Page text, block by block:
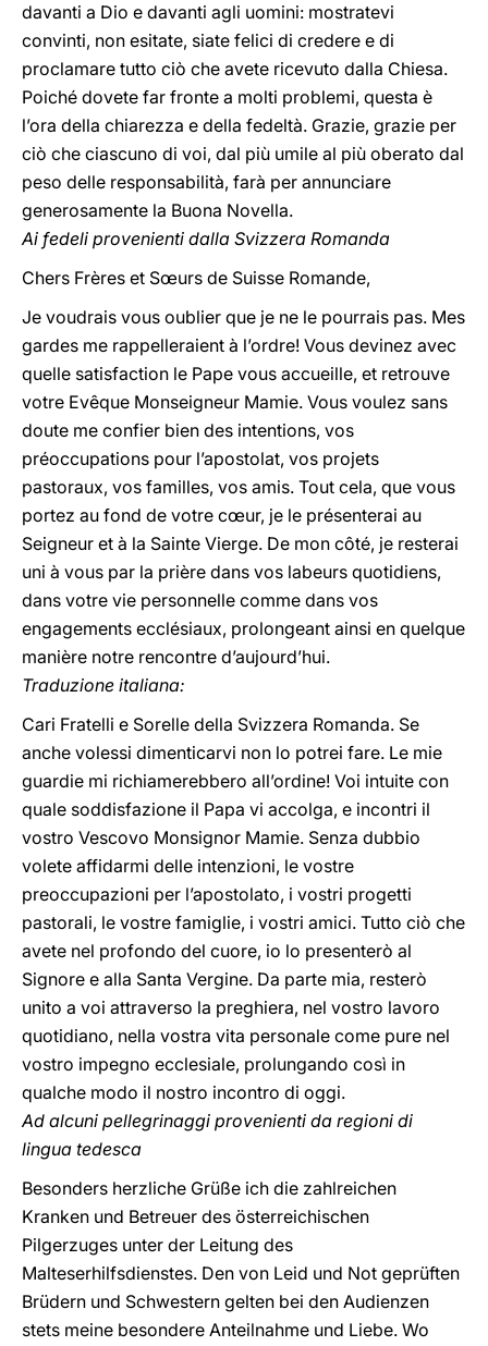
davanti a Dio e davanti agli uomini: mostratevi
convinti, non esitate, siate felici di credere e di
proclamare tutto ciò che avete ricevuto dalla Chiesa.
Poiché dovete far fronte a molti problemi, questa è
l’ora della chiarezza e della fedeltà. Grazie, grazie per
ciò che ciascuno di voi, dal più umile al più oberato dal
peso delle responsabilità, farà per annunciare
generosamente la Buona Novella.
Ai fedeli provenienti dalla Svizzera Romanda
Chers Frères et Sœurs de Suisse Romande,
Je voudrais vous oublier que je ne le pourrais pas. Mes
gardes me rappelleraient à l’ordre! Vous devinez avec
quelle satisfaction le Pape vous accueille, et retrouve
votre Evêque Monseigneur Mamie. Vous voulez sans
doute me confier bien des intentions, vos
préoccupations pour l’apostolat, vos projets
pastoraux, vos familles, vos amis. Tout cela, que vous
portez au fond de votre cœur, je le présenterai au
Seigneur et à la Sainte Vierge. De mon côté, je resterai
uni à vous par la prière dans vos labeurs quotidiens,
dans votre vie personnelle comme dans vos
engagements ecclésiaux, prolongeant ainsi en quelque
manière notre rencontre d’aujourd’hui.
Traduzione italiana:
Cari Fratelli e Sorelle della Svizzera Romanda. Se
anche volessi dimenticarvi non lo potrei fare. Le mie
guardie mi richiamerebbero all’ordine! Voi intuite con
quale soddisfazione il Papa vi accolga, e incontri il
vostro Vescovo Monsignor Mamie. Senza dubbio
volete affidarmi delle intenzioni, le vostre
preoccupazioni per l’apostolato, i vostri progetti
pastorali, le vostre famiglie, i vostri amici. Tutto ciò che
avete nel profondo del cuore, io lo presenterò al
Signore e alla Santa Vergine. Da parte mia, resterò
unito a voi attraverso la preghiera, nel vostro lavoro
quotidiano, nella vostra vita personale come pure nel
vostro impegno ecclesiale, prolungando così in
qualche modo il nostro incontro di oggi.
Ad alcuni pellegrinaggi provenienti da regioni di
lingua tedesca
Besonders herzliche Grüße ich die zahlreichen
Kranken und Betreuer des österreichischen
Pilgerzuges unter der Leitung des
Malteserhilfsdienstes. Den von Leid und Not geprüften
Brüdern und Schwestern gelten bei den Audienzen
stets meine besondere Anteilnahme und Liebe. Wo